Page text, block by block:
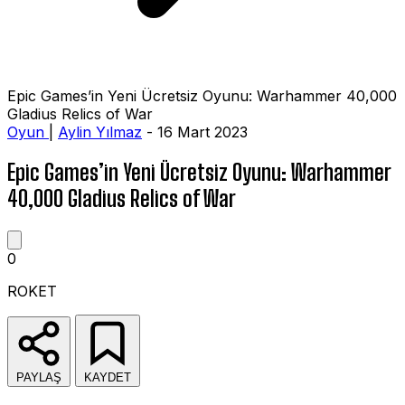
Epic Games’in Yeni Ücretsiz Oyunu: Warhammer 40,000
Gladius Relics of War
Oyun
Aylin Yılmaz - 16 Mart 2023
Epic Games’in Yeni Ücretsiz Oyunu: Warhammer
40,000 Gladius Relics of War
0
ROKET
PAYLAŞ KAYDET